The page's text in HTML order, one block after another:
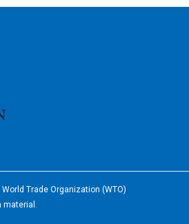
Trade Organization (WTO)